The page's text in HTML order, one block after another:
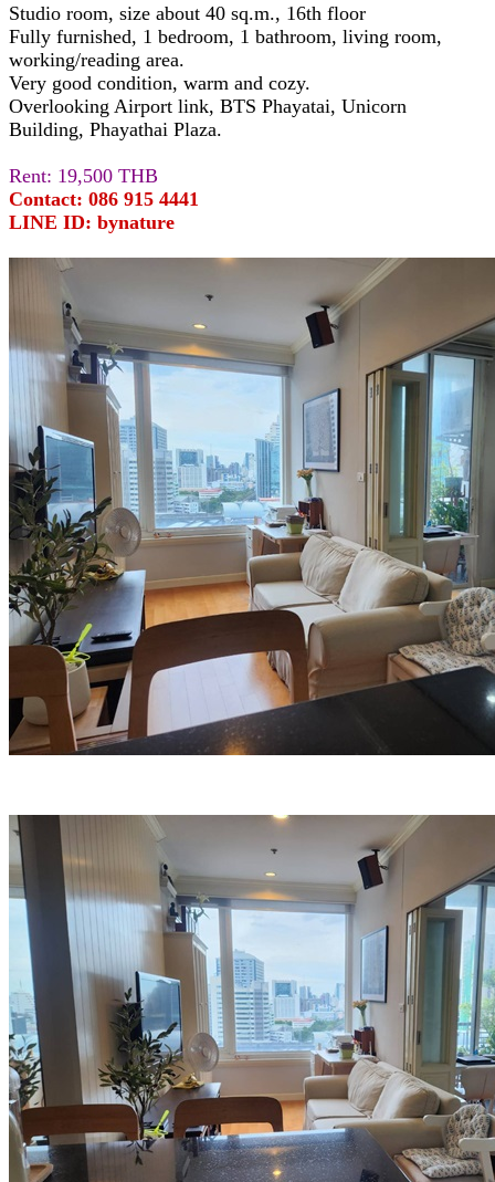
Studio room, size about 40 sq.m., 16th floor
Fully furnished, 1 bedroom, 1 bathroom, living room,
working/reading area.
Very good condition, warm and cozy.
Overlooking Airport link, BTS Phayatai, Unicorn
Building, Phayathai Plaza.
Rent: 19,500 THB
Contact: 086 915 4441
LINE ID: bynature